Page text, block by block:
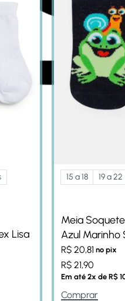
Lisa
15 a 18 19 a 22
Meia
Azul Marinho
R$20,81 no pix
R$21,90
Em até 2x de R$
Comprar